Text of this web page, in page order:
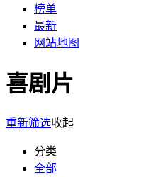
榜单
最新
网站地图
喜剧片
重新筛选收起
分类
全部